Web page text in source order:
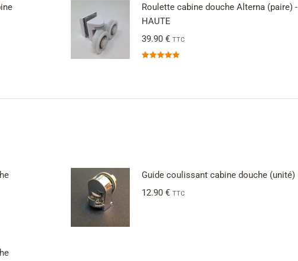
Roulette cabine douche Alterna (paire) -
HAUTE
39.90 € TTC
Guide coulissant cabine douche (unité)
12.90 € TTC